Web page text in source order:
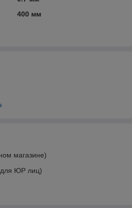
400 мм
магазине)
ЮР лиц)